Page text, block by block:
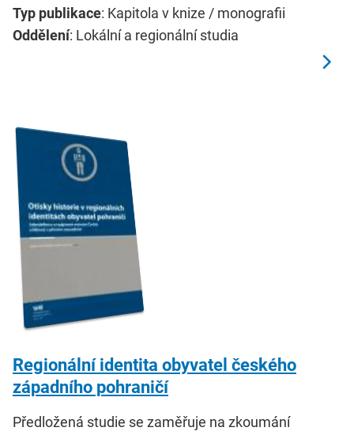
Typ publikace: Kapitola v knize / monografii
Oddělení: Lokální a regionální studia
Regionální identita obyvatel českého
západního pohraničí
Předložená studie se zaměřuje na zkoumání